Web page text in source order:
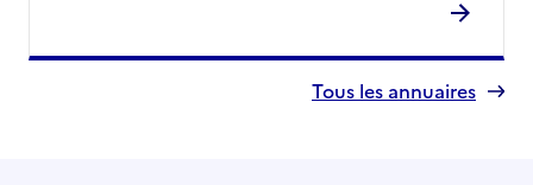
Tous les annuaires